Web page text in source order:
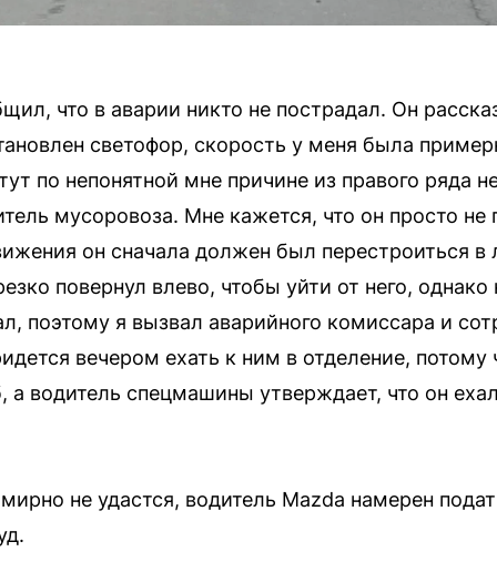
что в аварии никто не пострадал. Он
светофор, скорость у меня была
по непонятной мне причине из правого ряда
мусоровоза. Мне кажется, что он просто не
он сначала должен был перестроиться в
повернул влево, чтобы уйти от него, однако
поэтому я вызвал аварийного комиссара и
вечером ехать к ним в отделение,
водитель спецмашины утверждает, что он
не удастся, водитель Mazda намерен